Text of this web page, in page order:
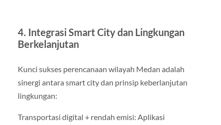
4. Integrasi Smart City dan Lingkungan
Berkelanjutan
Kunci sukses perencanaan wilayah Medan adalah
sinergi antara smart city dan prinsip keberlanjutan
lingkungan:
Transportasi digital + rendah emisi: Aplikasi